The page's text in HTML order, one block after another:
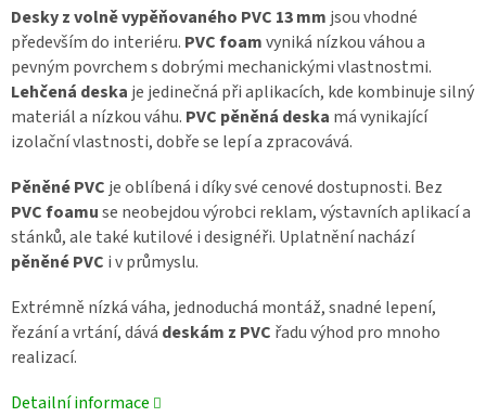
Desky z volně vypěňovaného PVC 13 mm jsou vhodné
především do interiéru. PVCfoamvyniká nízkou váhou a
pevným povrchem s dobrými mechanickými vlastnostmi.
Lehčená deska je jedinečná při aplikacích, kde kombinuje silný
materiál a nízkou váhu. PVC pěněná deska má vynikající
izolační vlastnosti, dobře se lepí a zpracovává.
Pěněné PVC je oblíbená i díky své cenové dostupnosti. Bez
PVC foamuse neobejdou výrobci reklam, výstavních aplikací a
stánků, ale také kutilové i designéři. Uplatnění nachází
pěněné PVC i v průmyslu.
Extrémně nízká váha, jednoduchá montáž, snadné lepení,
řezání a vrtání, dává deskám z PVC řadu výhod pro mnoho
realizací.
Detailní informace